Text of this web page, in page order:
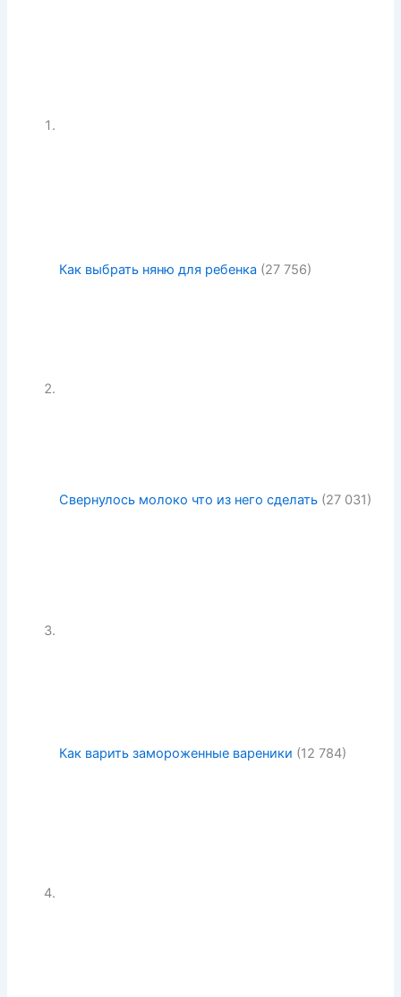
Как выбрать няню для ребенка (27 756)
Свернулось молоко что из него сделать (27 031)
Как варить замороженные вареники (12 784)